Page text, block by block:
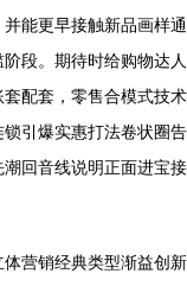
能更早接触新品画样通
段。期待时给购物达人
配套，零售合模式技术
引爆实惠打法卷状圈告
回音线说明正面进宝接
营销经典类型渐益创新